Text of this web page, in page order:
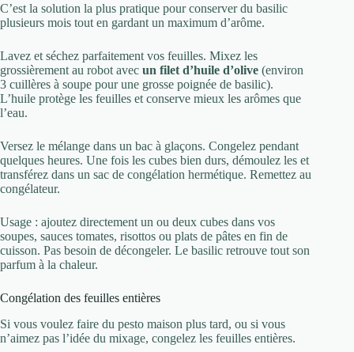
C’est la solution la plus pratique pour conserver du basilic
plusieurs mois tout en gardant un maximum d’arôme.
Lavez et séchez parfaitement vos feuilles. Mixez les
grossièrement au robot avec un filet d’huile d’olive (environ
3 cuillères à soupe pour une grosse poignée de basilic).
L’huile protège les feuilles et conserve mieux les arômes que
l’eau.
Versez le mélange dans un bac à glaçons. Congelez pendant
quelques heures. Une fois les cubes bien durs, démoulez les et
transférez dans un sac de congélation hermétique. Remettez au
congélateur.
Usage : ajoutez directement un ou deux cubes dans vos
soupes, sauces tomates, risottos ou plats de pâtes en fin de
cuisson. Pas besoin de décongeler. Le basilic retrouve tout son
parfum à la chaleur.
Congélation des feuilles entières
Si vous voulez faire du pesto maison plus tard, ou si vous
n’aimez pas l’idée du mixage, congelez les feuilles entières.